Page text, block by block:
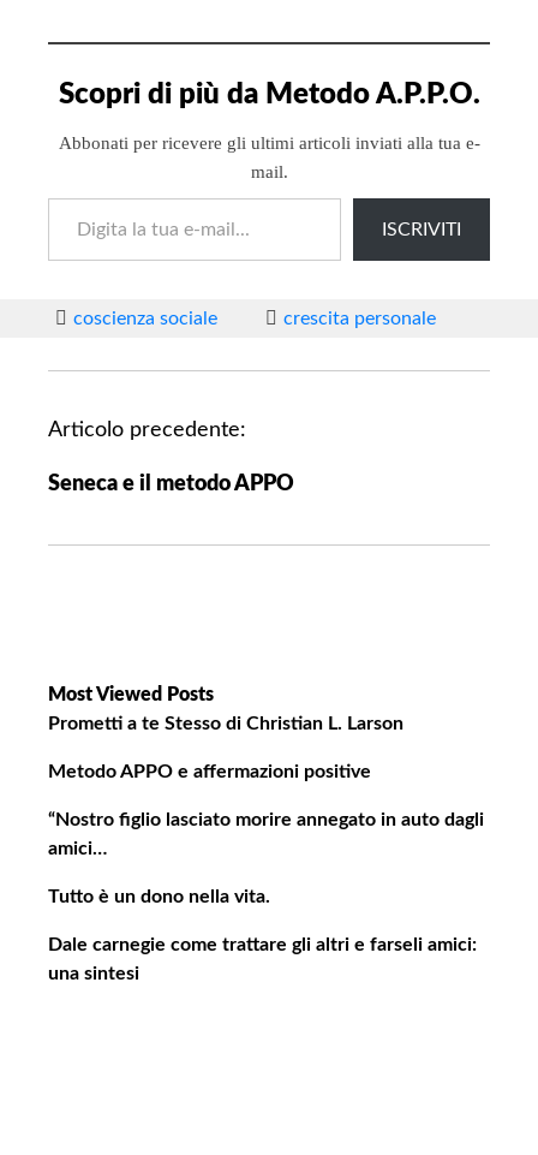
Scopri di più da Metodo A.P.P.O.
Abbonati per ricevere gli ultimi articoli inviati alla tua e-
mail.
Digita la tua e-mail...
ISCRIVITI
coscienza sociale crescita personale
N
v
o
n
r
t
o
l
Articolo precedente:
Seneca e il metodo APPO
Most Viewed Posts
Prometti a te Stesso di Christian L. Larson
Metodo APPO e affermazioni positive
“Nostro figlio lasciato morire annegato in auto dagli
amici…
Tutto è un dono nella vita.
Dale carnegie come trattare gli altri e farseli amici:
una sintesi